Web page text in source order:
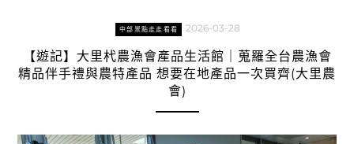
中部景點走走看看 2026-03-28
【遊記】大里杙農漁會產品生活館｜蒐羅全台農漁會
精品伴手禮與農特產品 想要在地產品一次買齊(大里農
會)